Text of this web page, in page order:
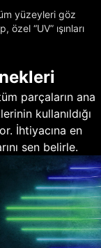
yüzeyleri göz
“UV” ışınları
parçaların ana
kullanıldığı
İhtiyacına en
sen belirle.